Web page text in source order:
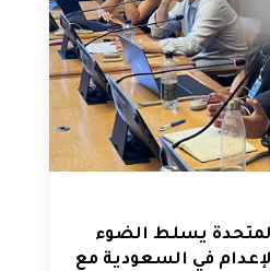
يسلط الضوء
في السعودية مع